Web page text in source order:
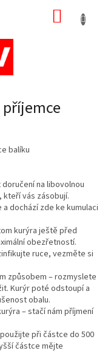
balíku
na libovolnou
kteří vás zásobují.
dochází zde ke kumulaci
kurýra ještě před
obezřetností.
ruce, vezměte si
způsobem – rozmyslete
Kurýr poté odstoupí a
obalu.
– stačí nám příjmení
při částce do 500
částce mějte